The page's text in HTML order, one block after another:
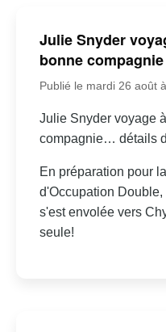
Julie Snyder
bonne compagnie
Publié le mardi 26 août
Julie Snyder voyage
compagnie… détails
En préparation pour
d'Occupation
s'est envolée vers
seule!